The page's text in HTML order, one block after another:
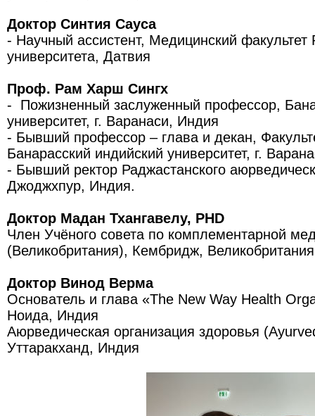
Доктор Синтия Сауса
- Научный ассистент, Медицинский факультет
университета, Датвия
Проф. Рам Харш Сингх
- Пожизненный заслуженный профессор,
университет, г. Варанаси, Индия
- Бывший профессор – глава и декан,
Банарасский индийский университет, г.
- Бывший ректор Раджастанского
Джоджхпур, Индия.
Доктор Мадан Тхангавелу, PHD
Член Учёного совета по комплементарной
(Великобритания), Кембридж, Великобритания
Доктор Винод Верма
Основатель и глава «The New Way Health
Ноида, Индия
Аюрведическая организация здоровья
Уттаракханд, Индия